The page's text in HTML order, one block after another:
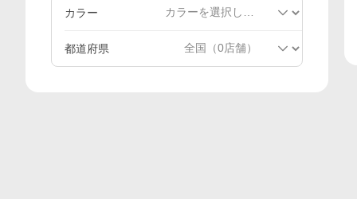
カラー
都道府県